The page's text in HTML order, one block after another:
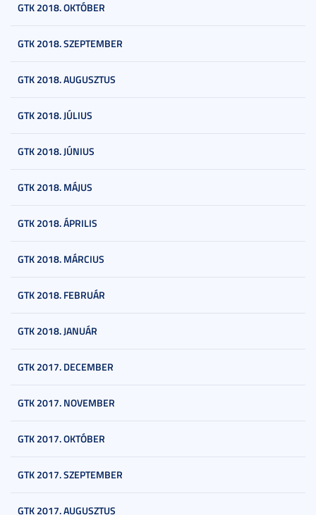
GTK 2018. OKTÓBER
GTK 2018. SZEPTEMBER
GTK 2018. AUGUSZTUS
GTK 2018. JÚLIUS
GTK 2018. JÚNIUS
GTK 2018. MÁJUS
GTK 2018. ÁPRILIS
GTK 2018. MÁRCIUS
GTK 2018. FEBRUÁR
GTK 2018. JANUÁR
GTK 2017. DECEMBER
GTK 2017. NOVEMBER
GTK 2017. OKTÓBER
GTK 2017. SZEPTEMBER
GTK 2017. AUGUSZTUS